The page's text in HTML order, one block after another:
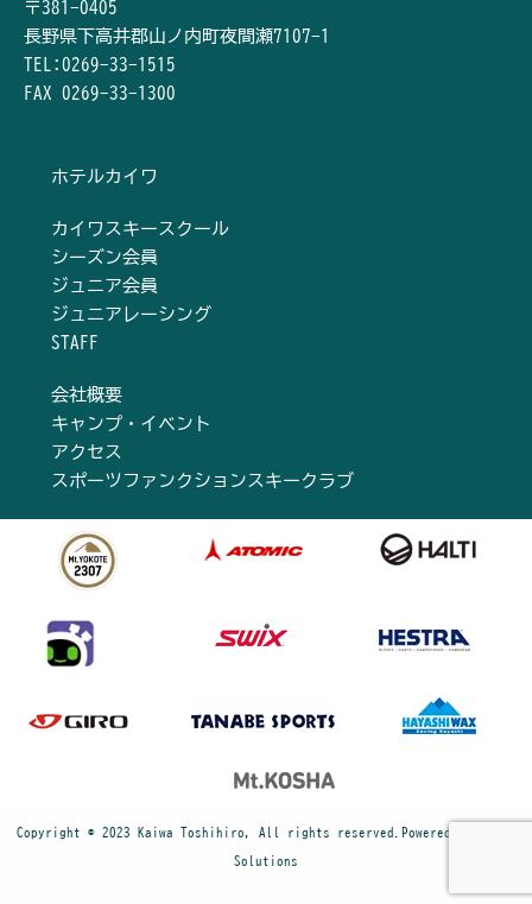
〒381-0405
長野県下高井郡山ノ内町夜間瀬7107-1
TEL:0269-33-1515
FAX 0269-33-1300
ホテルカイワ
カイワスキースクール
シーズン会員
ジュニア会員
ジュニアレーシング
STAFF
会社概要
キャンプ・イベント
アクセス
スポーツファンクションスキークラブ
Copyright © 2023 Kaiwa Toshihiro, All rights reserved.Powered by Cyber
Solutions